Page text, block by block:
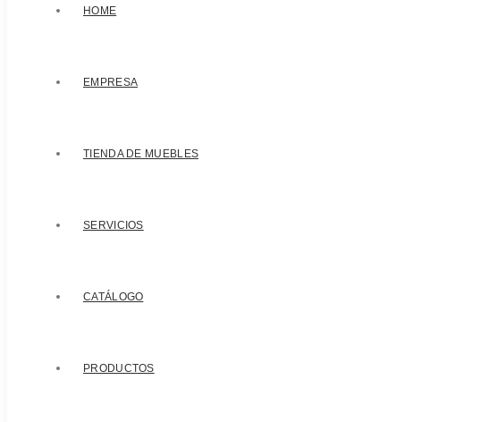
HOME
EMPRESA
TIENDA DE MUEBLES
SERVICIOS
CATÁLOGO
PRODUCTOS